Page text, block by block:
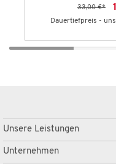
33,00 €*
Dauertiefpreis -
Unsere Leistungen
Unternehmen